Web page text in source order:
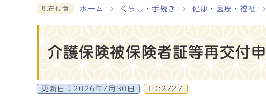
現在位置 ホーム くらし・手続き 健康・医療・福祉
介護保険被保険者証等再交付
更新日： 2026年7月30日 ID:2727